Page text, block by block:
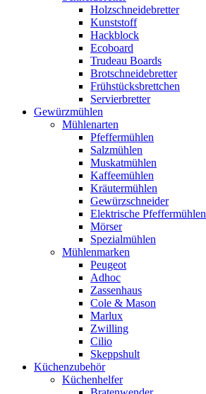
Holzschneidebretter
Kunststoff
Hackblock
Ecoboard
Trudeau Boards
Brotschneidebretter
Frühstücksbrettchen
Servierbretter
Gewürzmühlen
Mühlenarten
Pfeffermühlen
Salzmühlen
Muskatmühlen
Kaffeemühlen
Kräutermühlen
Gewürzschneider
Elektrische Pfeffermühlen
Mörser
Spezialmühlen
Mühlenmarken
Peugeot
Adhoc
Zassenhaus
Cole & Mason
Marlux
Zwilling
Cilio
Skeppshult
Küchenzubehör
Küchenhelfer